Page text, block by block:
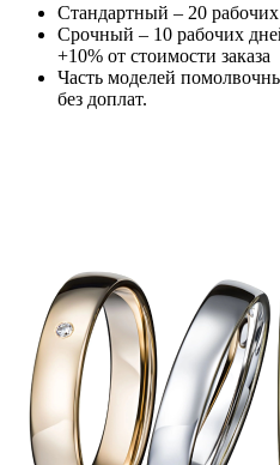
Стандартный – 20
Срочный – 10 рабочих
+10% от стоимости заказа
Часть моделей
без доплат.